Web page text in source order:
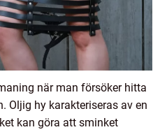
när man försöker hitta
Oljig hy karakteriseras av en
kan göra att sminket